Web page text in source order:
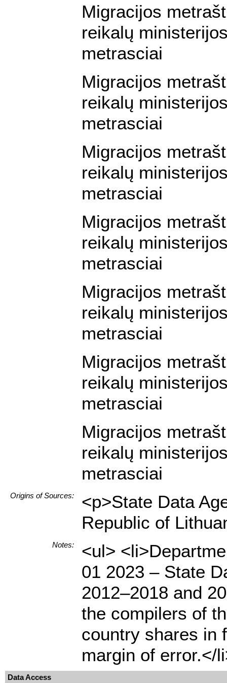
Migracijos
reikalų
metrasciai
Migracijos
reikalų
metrasciai
Migracijos
reikalų
metrasciai
Migracijos
reikalų
metrasciai
Migracijos
reikalų
metrasciai
Migracijos
reikalų
metrasciai
Migracijos
reikalų
metrasciai
Origins of Sources:
<p>State Data
Republic of
Notes:
<ul>
01 2023 – State
2012–2018 and
the compilers of
country shares in
margin of error.</
Data Access